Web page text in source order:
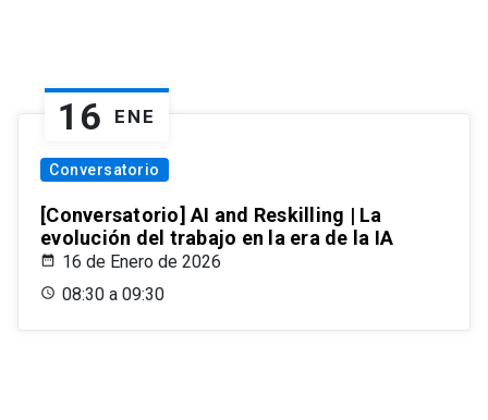
16 ENE
Conversatorio
[Conversatorio] AI and Reskilling | La
evolución del trabajo en la era de la IA
16 de Enero de 2026
08:30 a 09:30